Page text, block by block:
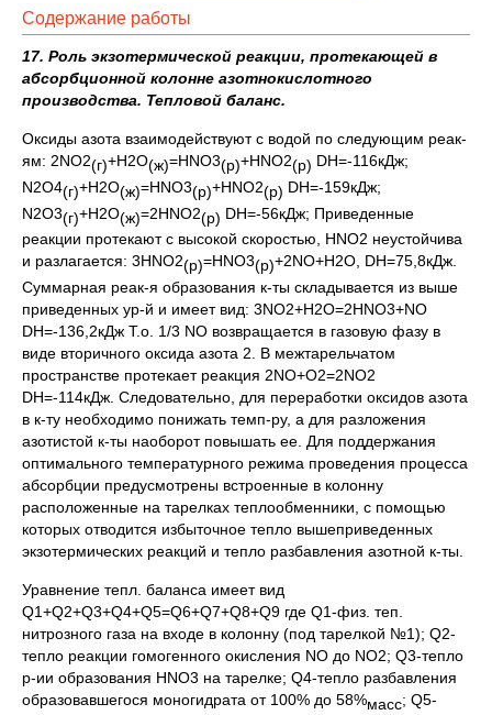
Содержание работы
17. Роль экзотермической реакции, протекающей в
абсорбционной колонне азотнокислотного
производства. Тепловой баланс.
Оксиды азота взаимодействуют с водой по следующим реак-
ям: 2NO2(г)+H2O(ж)=НNO3(р)+HNO2(р) DН=-116кДж;
N2O4(г)+H2O(ж)=НNO3(р)+HNO2(р) DН=-159кДж;
N2O3(г)+H2O(ж)=2HNO2(р) DН=-56кДж; Приведенные
реакции протекают с высокой скоростью, HNO2 неустойчива
и разлагается: 3HNO2(р)=НNO3(р)+2NO+H2O, DН=75,8кДж.
Суммарная реак-я образования к-ты складывается из выше
приведенных ур-й и имеет вид: 3NO2+H2O=2HNO3+NO
DH=-136,2кДж Т.о. 1/3 NO возвращается в газовую фазу в
виде вторичного оксида азота 2. В межтарельчатом
пространстве протекает реакция 2NO+O2=2NO2
DH=-114кДж. Следовательно, для переработки оксидов азота
в к-ту необходимо понижать темп-ру, а для разложения
азотистой к-ты наоборот повышать ее. Для поддержания
оптимального температурного режима проведения процесса
абсорбции предусмотрены встроенные в колонну
расположенные на тарелках теплообменники, с помощью
которых отводится избыточное тепло вышеприведенных
экзотермических реакций и тепло разбавления азотной к-ты.
Уравнение тепл. баланса имеет вид
Q1+Q2+Q3+Q4+Q5=Q6+Q7+Q8+Q9 где Q1-физ. теп.
нитрозного газа на входе в колонну (под тарелкой №1); Q2-
тепло реакции гомогенного окисления NO до NO2; Q3-тепло
р-ии образования НNO3 на тарелке; Q4-тепло разбавления
образовавшегося моногидрата от 100% до 58%масс; Q5-